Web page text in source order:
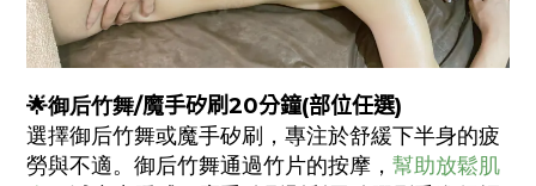
🌟御后竹舞/魔手矽刷20分鐘(部位任選)
選擇御后竹舞或魔手矽刷，專注於舒緩下半身的疲
勞與不適。御后竹舞通過竹片的按摩， 幫助放鬆肌